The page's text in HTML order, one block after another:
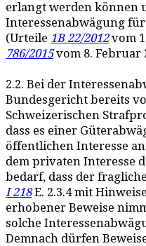
erlangt werden können
Interessenabwägung
(Urteile 1B 22/2012vom
786/2015vom 8. Februar
2.2. Bei der
Bundesgericht bereits
Schweizerischen
dass es einer
öffentlichen Interesse
dem privaten Interesse
bedarf, dass der
I 218E. 2.3.4 mit
erhobener Beweise
solche
Demnach dürfen